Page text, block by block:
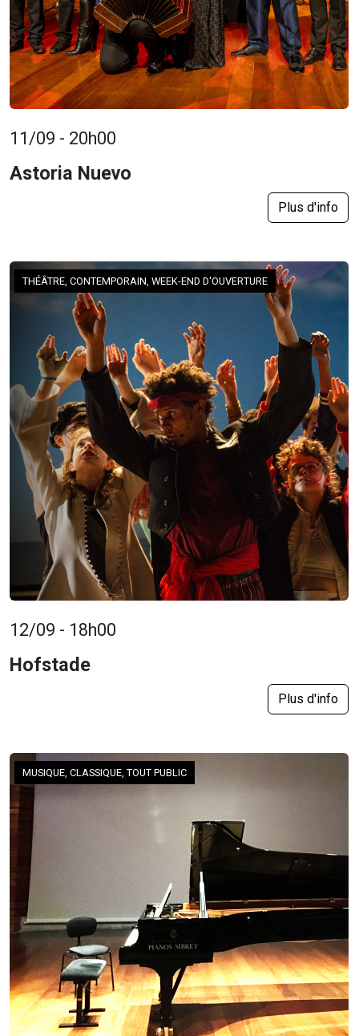
11/09 - 20h00
Astoria Nuevo
Plus d'info
THÉÂTRE, CONTEMPORAIN, WEEK-END D'OUVERTURE
12/09 - 18h00
Hofstade
Plus d'info
MUSIQUE, CLASSIQUE, TOUT PUBLIC